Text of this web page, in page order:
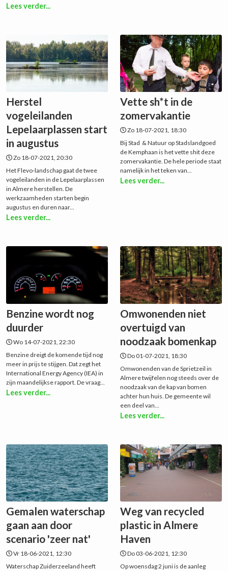
Lees verder...
Herstel
vogeleilanden
Lepelaarplassen start
in augustus
Zo 18-07-2021, 20:30
Het Flevo-landschap gaat de twee
vogeleilanden in de Lepelaarplassen
in Almere herstellen. De
werkzaamheden starten begin
augustus en duren naar...
Lees verder...
Vette sh*t in de
zomervakantie
Zo 18-07-2021, 18:30
Bij Stad & Natuur op Stadslandgoed
de Kemphaan is het vette shit deze
zomervakantie. De hele periode staat
namelijk in het teken van...
Lees verder...
Benzine wordt nog
duurder
Wo 14-07-2021, 22:30
Benzine dreigt de komende tijd nog
meer in prijs te stijgen. Dat zegt het
International Energy Agency (IEA) in
zijn maandelijkse rapport. De vraag...
Lees verder...
Omwonenden niet
overtuigd van
noodzaak bomenkap
Do 01-07-2021, 18:30
Omwonenden van de Sprietzeil in
Almere twijfelen nog steeds over de
noodzaak van de kap van bomen
achter hun huis. De gemeente wil
een deel van...
Lees verder...
Gemalen waterschap
gaan aan door
scenario 'zeer nat'
Vr 18-06-2021, 12:30
Waterschap Zuiderzeeland heeft
Weg van recycled
plastic in Almere
Haven
Do 03-06-2021, 12:30
Op woensdag 2 juni is de aanleg